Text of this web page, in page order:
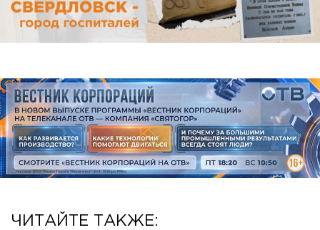
ЧИТАЙТЕ ТАКЖЕ: